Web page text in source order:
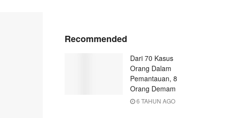
Recommended
Dari 70 Kasus
Orang Dalam
Pemantauan, 8
Orang Demam
6 TAHUN AGO